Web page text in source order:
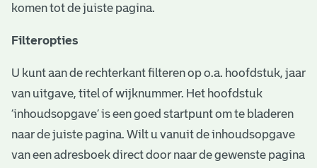
komen tot de juiste pagina.
Filteropties
U kunt aan de rechterkant filteren op o.a. hoofdstuk, jaar
van uitgave, titel of wijknummer. Het hoofdstuk
‘inhoudsopgave’ is een goed startpunt om te bladeren
naar de juiste pagina. Wilt u vanuit de inhoudsopgave
van een adresboek direct door naar de gewenste pagina